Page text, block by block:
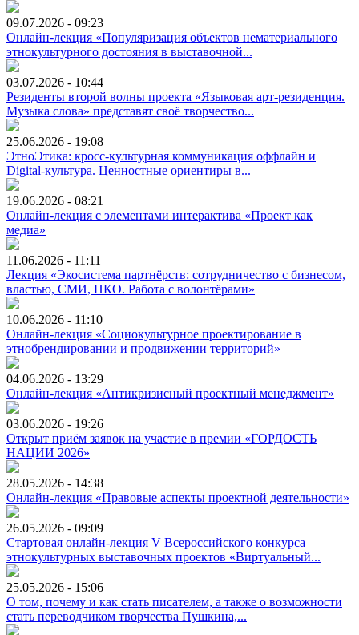
09.07.2026 - 09:23
Онлайн-лекция «Популяризация объектов нематериального
этнокультурного достояния в выставочной...
03.07.2026 - 10:44
Резиденты второй волны проекта «Языковая арт-резиденция.
Музыка слова» представят своё творчество...
25.06.2026 - 19:08
ЭтноЭтика: кросс-культурная коммуникация оффлайн и
Digital-культура. Ценностные ориентиры в...
19.06.2026 - 08:21
Онлайн-лекция с элементами интерактива «Проект как
медиа»
11.06.2026 - 11:11
Лекция «Экосистема партнёрств: сотрудничество с бизнесом,
властью, СМИ, НКО. Работа с волонтёрами»
10.06.2026 - 11:10
Онлайн-лекция «Социокультурное проектирование в
этнобрендировании и продвижении территорий»
04.06.2026 - 13:29
Онлайн-лекция «Антикризисный проектный менеджмент»
03.06.2026 - 19:26
Открыт приём заявок на участие в премии «ГОРДОСТЬ
НАЦИИ 2026»
28.05.2026 - 14:38
Онлайн-лекция «Правовые аспекты проектной деятельности»
26.05.2026 - 09:09
Стартовая онлайн-лекция V Всероссийского конкурса
этнокультурных выставочных проектов «Виртуальный...
25.05.2026 - 15:06
О том, почему и как стать писателем, а также о возможности
стать переводчиком творчества Пушкина,...